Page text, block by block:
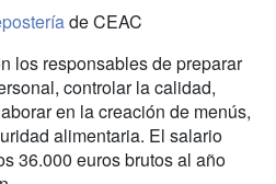
de CEAC
los responsables de preparar
controlar la calidad,
en la creación de menús,
alimentaria. El salario
36.000 euros brutos al año